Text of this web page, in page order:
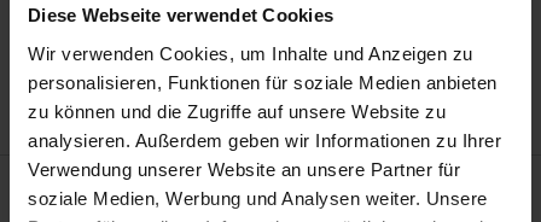
Diese Webseite verwendet Cookies
Wir verwenden Cookies, um Inhalte und Anzeigen zu
personalisieren, Funktionen für soziale Medien anbieten
zu können und die Zugriffe auf unsere Website zu
analysieren. Außerdem geben wir Informationen zu Ihrer
Verwendung unserer Website an unsere Partner für
soziale Medien, Werbung und Analysen weiter. Unsere
Hinweise zu Versandkosten
Beschreibung